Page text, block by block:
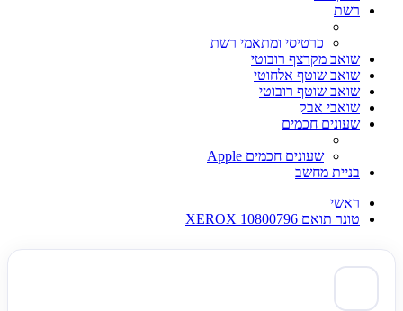
רשת
כרטיסי ומתאמי רשת
שואב מקרצף רובוטי
שואב שוטף אלחוטי
שואב שוטף רובוטי
שואבי אבק
שעונים חכמים
שעונים חכמים Apple
בניית מחשב
ראשי
טונר תואם XEROX 10800796